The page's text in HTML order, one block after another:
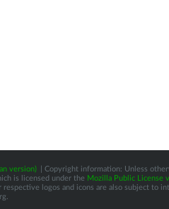
version)
| Copyright information: Unless
is licensed under the Mozilla Public License
logos and icons are also subject to